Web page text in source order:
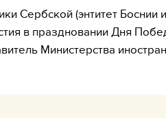
Сербской (энтитет Боснии и
в праздновании Дня
Министерства